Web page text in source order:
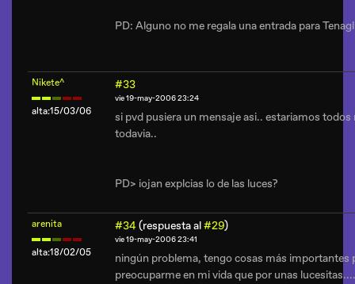
PD: Alguno no me regala una entrada para
Nikete^
alta:15/03/06
#33
vie 19-may-2006 23:24
si pvd pusiera un mensaje asi.. estariamos todos
todavia..
PD> iojan explcias lo de las luces?
arenita
alta:18/02/05
#34(respuesta al#29)
vie 19-may-2006 23:41
ningún problema, tengo cosas más importantes
preocuparme en mi vida que por unas